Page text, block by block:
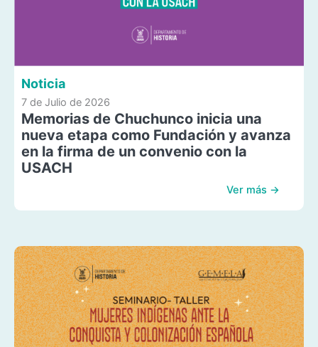
Noticia
7 de Julio de 2026
Memorias de Chuchunco inicia una
nueva etapa como Fundación y avanza
en la firma de un convenio con la
USACH
Ver más →